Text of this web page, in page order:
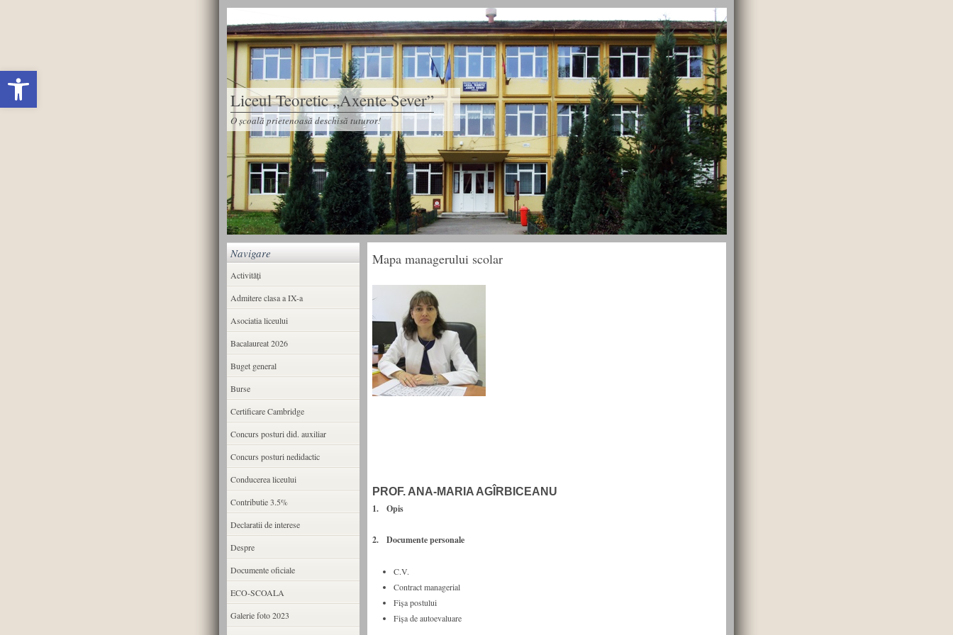
Deschide bara de unelte
Liceul Teoretic „Axente Sever”
O școală prietenoasă deschisă tuturor!
Mapa managerului scolar
PROF. ANA-MARIA AGÎRBICEANU
1. Opis
2. Documente personale
C.V.
Contract managerial
Fişa postului
Fişa de autoevaluare
Navigare
Activități
Admitere clasa a IX-a
Asociatia liceului
Bacalaureat 2026
Buget general
Burse
Certificare Cambridge
Concurs posturi did. auxiliar
Concurs posturi nedidactic
Conducerea liceului
Contributie 3.5%
Declaratii de interese
Despre
Documente oficiale
ECO-SCOALA
Galerie foto 2023